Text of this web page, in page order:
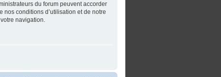
du forum peuvent accorder
nos conditions d’utilisation et de notre
navigation.